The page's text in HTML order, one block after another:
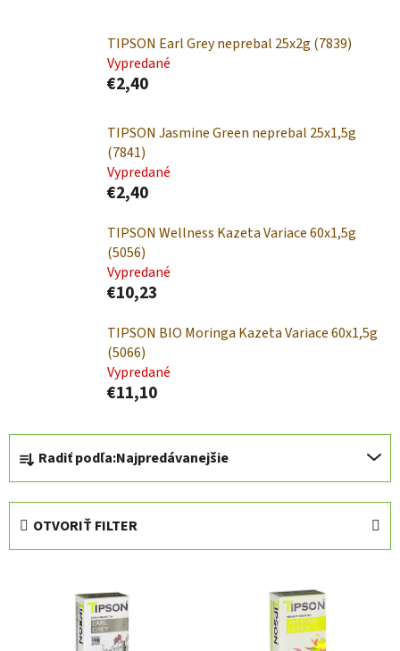
TIPSON Earl Grey neprebal 25x2g (7839)
Vypredané
€2,40
TIPSON Jasmine Green neprebal 25x1,5g
(7841)
Vypredané
€2,40
TIPSON Wellness Kazeta Variace 60x1,5g
(5056)
Vypredané
€10,23
TIPSON BIO Moringa Kazeta Variace 60x1,5g
(5066)
Vypredané
€11,10
R
a
d
Radiť podľa:Najpredávanejšie
OTVORIŤ FILTER